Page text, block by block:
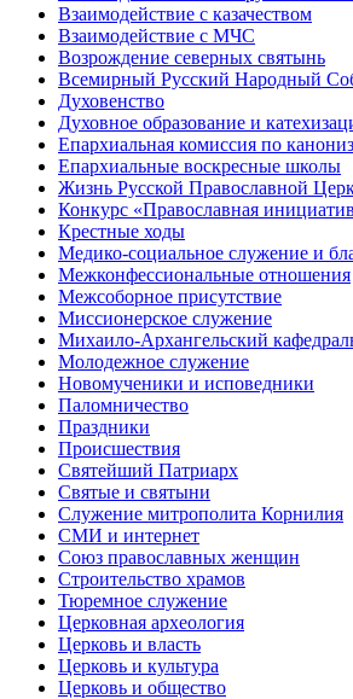
Взаимодействие с казачеством
Взаимодействие с МЧС
Возрождение северных святынь
Всемирный Русский Народный
Духовенство
Духовное образование и
Епархиальная комиссия по
Епархиальные воскресные школы
Жизнь Русской Православной
Конкурс «Православная
Крестные ходы
Медико-социальное служение и
Межконфессиональные отношения
Межсоборное присутствие
Миссионерское служение
Михаило-Архангельский
Молодежное служение
Новомученики и исповедники
Паломничество
Праздники
Происшествия
Святейший Патриарх
Святые и святыни
Служение митрополита Корнилия
СМИ и интернет
Союз православных женщин
Строительство храмов
Тюремное служение
Церковная археология
Церковь и власть
Церковь и культура
Церковь и общество